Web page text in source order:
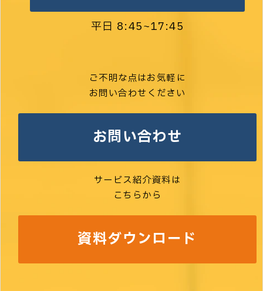
平日 8:45~17:45
ご不明な点はお気軽に
お問い合わせください
お問い合わせ
サービス紹介資料は
こちらから
資料ダウンロード